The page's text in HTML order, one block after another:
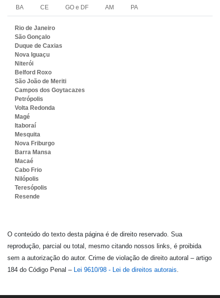
BA CE GO e DF AM PA
Rio de Janeiro
São Gonçalo
Duque de Caxias
Nova Iguaçu
Niterói
Belford Roxo
São João de Meriti
Campos dos Goytacazes
Petrópolis
Volta Redonda
Magé
Itaboraí
Mesquita
Nova Friburgo
Barra Mansa
Macaé
Cabo Frio
Nilópolis
Teresópolis
Resende
O conteúdo do texto desta página é de direito reservado. Sua
reprodução, parcial ou total, mesmo citando nossos links, é proibida
sem a autorização do autor. Crime de violação de direito autoral – artigo
184 do Código Penal – Lei 9610/98 - Lei de direitos autorais.